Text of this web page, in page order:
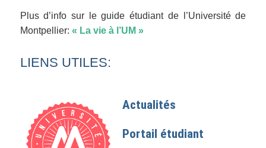
Plus d’info sur le guide étudiant de l’Université de
Montpellier: « La vie à l’UM »
LIENS UTILES:
Actualités
Portail étudiant